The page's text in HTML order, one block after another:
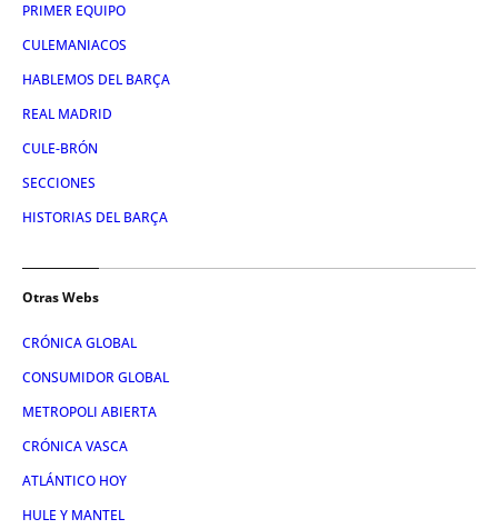
PRIMER EQUIPO
CULEMANIACOS
HABLEMOS DEL BARÇA
REAL MADRID
CULE-BRÓN
SECCIONES
HISTORIAS DEL BARÇA
Otras Webs
CRÓNICA GLOBAL
CONSUMIDOR GLOBAL
METROPOLI ABIERTA
CRÓNICA VASCA
ATLÁNTICO HOY
HULE Y MANTEL